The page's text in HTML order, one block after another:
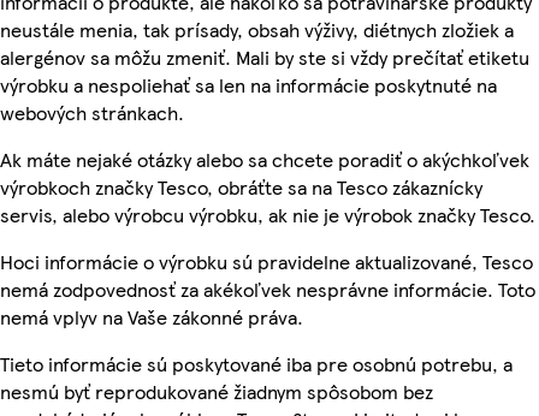
neustále menia, tak prísady, obsah výživy, diétnych zložiek a
alergénov sa môžu zmeniť. Mali by ste si vždy prečítať etiketu
výrobku a nespoliehať sa len na informácie poskytnuté na
webových stránkach.
Ak máte nejaké otázky alebo sa chcete poradiť o akýchkoľvek
výrobkoch značky Tesco, obráťte sa na Tesco zákaznícky
servis, alebo výrobcu výrobku, ak nie je výrobok značky Tesco.
Hoci informácie o výrobku sú pravidelne aktualizované, Tesco
nemá zodpovednosť za akékoľvek nesprávne informácie. Toto
nemá vplyv na Vaše zákonné práva.
Tieto informácie sú poskytované iba pre osobnú potrebu, a
nesmú byť reprodukované žiadnym spôsobom bez